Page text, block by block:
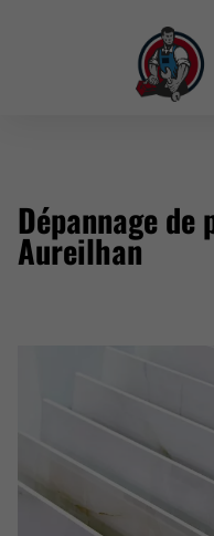
Dépannage de
Aureilhan